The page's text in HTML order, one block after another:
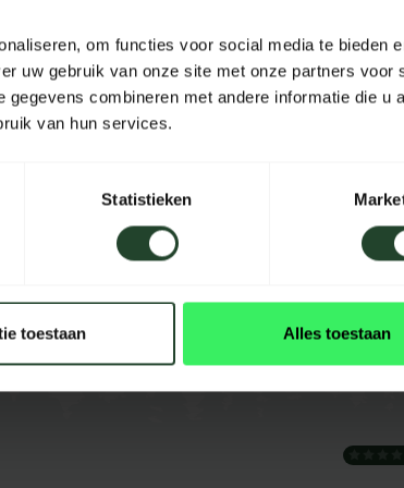
om functies voor social media te bieden
uw gebruik van onze site met onze partners voor
combineren met andere informatie die u
van hun services.
Statistieken
toestaan Alles toestaan
Länge 14,5 cm
Breite
Inhalt
Farbe Silberweiß